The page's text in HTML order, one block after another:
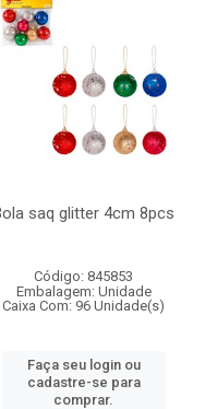
saq glitter 4cm 8pcs
Código: 845853
Embalagem: Unidade
Caixa Com: 96 Unidade(s)
Faça seu login ou
cadastre-se para
comprar.